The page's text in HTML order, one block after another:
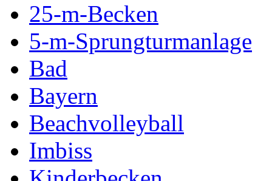
25-m-Becken
5-m-Sprungturmanlage
Bad
Bayern
Beachvolleyball
Imbiss